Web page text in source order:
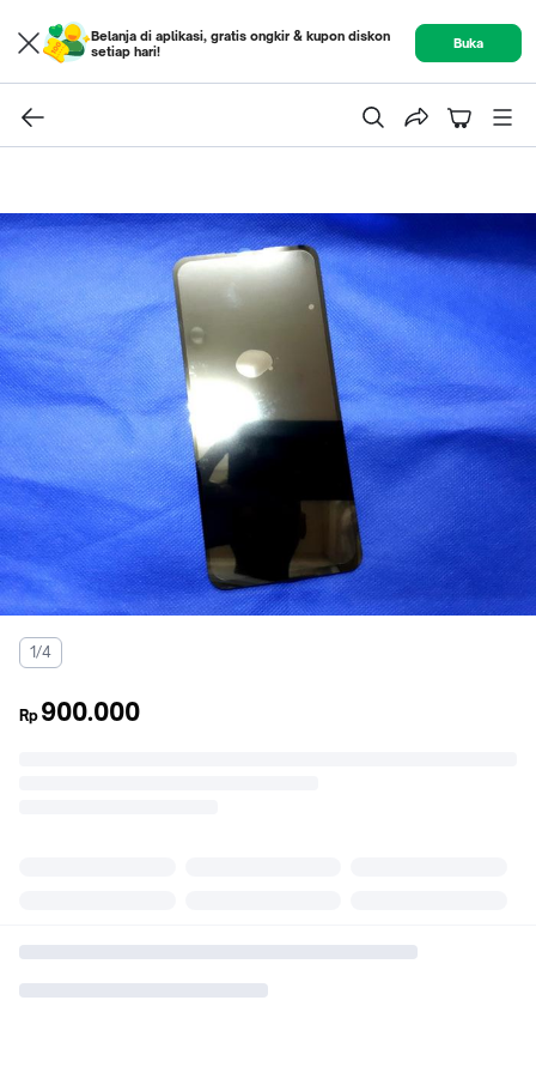
Belanja di aplikasi, gratis ongkir & kupon diskon
setiap hari!
Buka
1/4
Rp 900.000